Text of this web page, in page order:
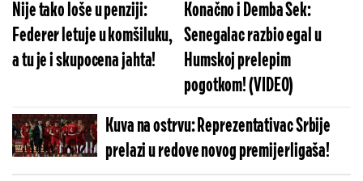
Nije tako loše u penziji:
Federer letuje u komšiluku,
a tu je i skupocena jahta!
Konačno i Demba Sek:
Senegalac razbio egal u
Humskoj prelepim
pogotkom! (VIDEO)
Kuva na ostrvu: Reprezentativac Srbije
prelazi u redove novog premijerligaša!